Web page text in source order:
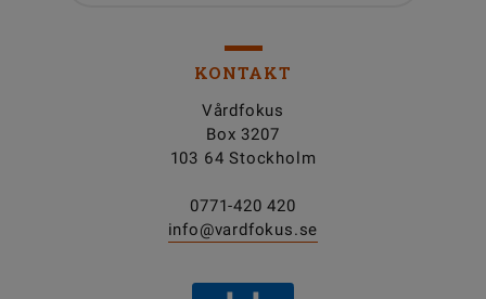
KONTAKT
Vårdfokus
Box 3207
103 64 Stockholm
0771-420 420
info@vardfokus.se